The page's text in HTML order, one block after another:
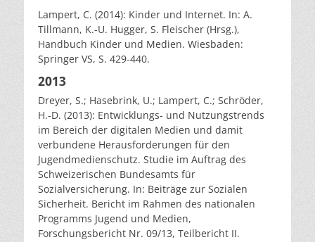
Lampert, C. (2014): Kinder und Internet. In: A.
Tillmann, K.-U. Hugger, S. Fleischer (Hrsg.),
Handbuch Kinder und Medien. Wiesbaden:
Springer VS, S. 429-440.
2013
Dreyer, S.; Hasebrink, U.; Lampert, C.; Schröder,
H.-D. (2013): Entwicklungs- und Nutzungstrends
im Bereich der digitalen Medien und damit
verbundene Herausforderungen für den
Jugendmedienschutz. Studie im Auftrag des
Schweizerischen Bundesamts für
Sozialversicherung. In: Beiträge zur Sozialen
Sicherheit. Bericht im Rahmen des nationalen
Programms Jugend und Medien,
Forschungsbericht Nr. 09/13, Teilbericht II.